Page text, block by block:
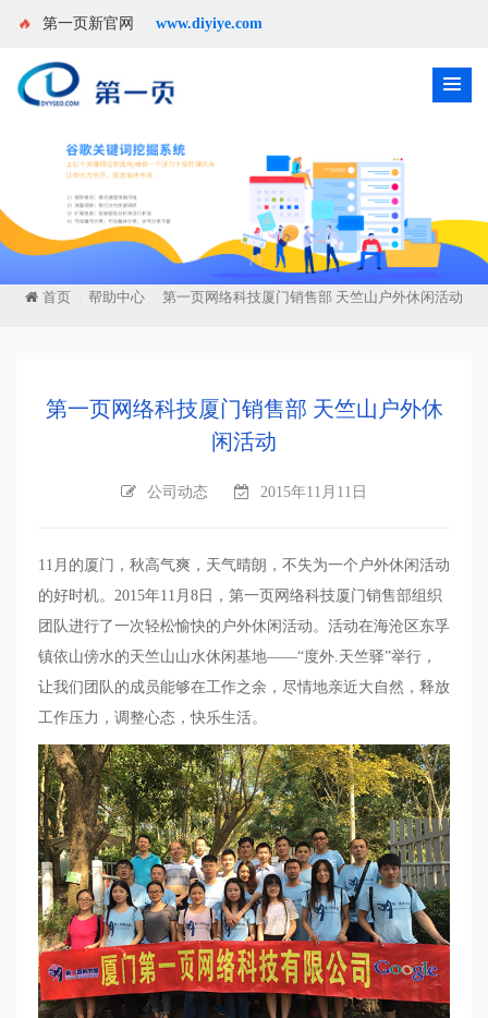
🔥 第一页新官网 www.diyiye.com
首页 帮助中心 第一页网络科技厦门销售部 天竺山户外休闲活动
第一页网络科技厦门销售部 天竺山户外休
闲活动
公司动态 2015年11月11日
11 月的厦门，秋高气爽，天气晴朗，不失为一个户外休闲活动
的好时机。 2015年11 月 8 日，第一页网络科技厦门销售部组织
团队进行了一次轻松愉快的户外休闲活动。活动在海沧区东孚
镇依山傍水的天竺山山水休闲基地——“度外.天竺驿”举行，
让我们团队的成员能够在工作之余，尽情地亲近大自然，释放
工作压力，调整心态，快乐生活。